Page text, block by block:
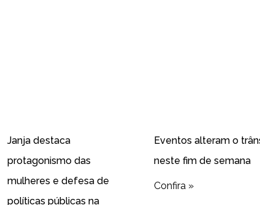
Janja destaca
protagonismo das
mulheres e defesa de
políticas públicas na
Eventos alteram o
neste fim de semana
Confira »